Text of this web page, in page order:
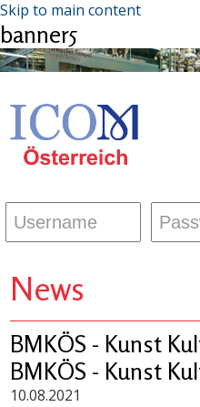
Skip to main content
banner5
News
BMKÖS - Kunst
BMKÖS - Kunst
10.08.2021